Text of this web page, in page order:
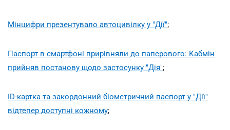
Мінцифри презентувало автоцивілку у "Дії";
Паспорт в смартфоні прирівняли до паперового: Кабмін
прийняв постанову щодо застосунку "Дія";
ID-картка та закордонний біометричний паспорт у "Дії"
відтепер доступні кожному;